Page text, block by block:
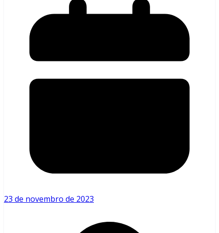
23 de novembro de 2023